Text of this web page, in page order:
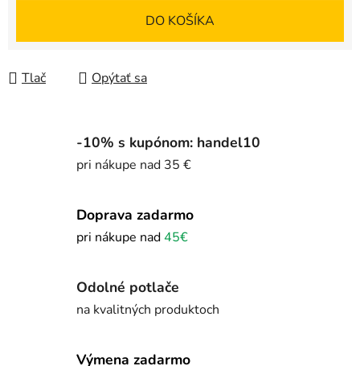
DO KOŠÍKA
Tlač Opýtať sa
-10% s kupónom: handel10
pri nákupe nad 35 €
Doprava zadarmo
pri nákupe nad45€
Odolné potlače
na kvalitných produktoch
Výmena zadarmo